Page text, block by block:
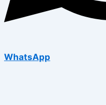
WhatsApp